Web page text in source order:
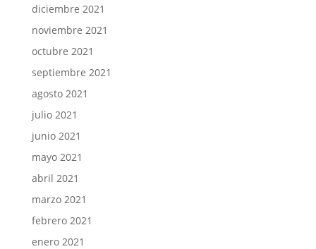
diciembre 2021
noviembre 2021
octubre 2021
septiembre 2021
agosto 2021
julio 2021
junio 2021
mayo 2021
abril 2021
marzo 2021
febrero 2021
enero 2021